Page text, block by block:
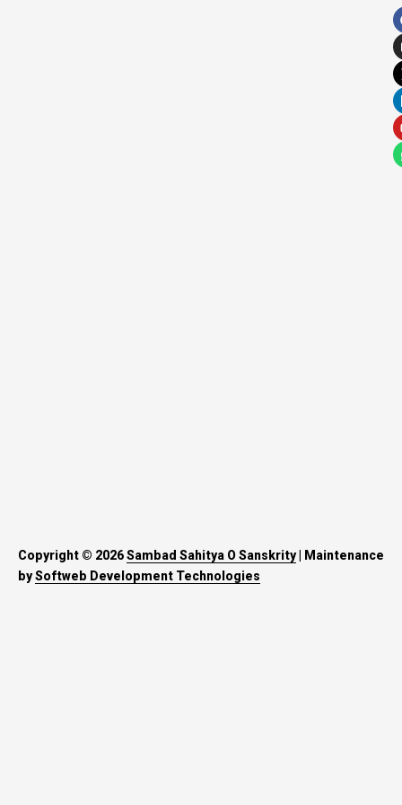
Copyright © 2026Sambad Sahitya O Sanskrity| Maintenance
bySoftweb Development Technologies